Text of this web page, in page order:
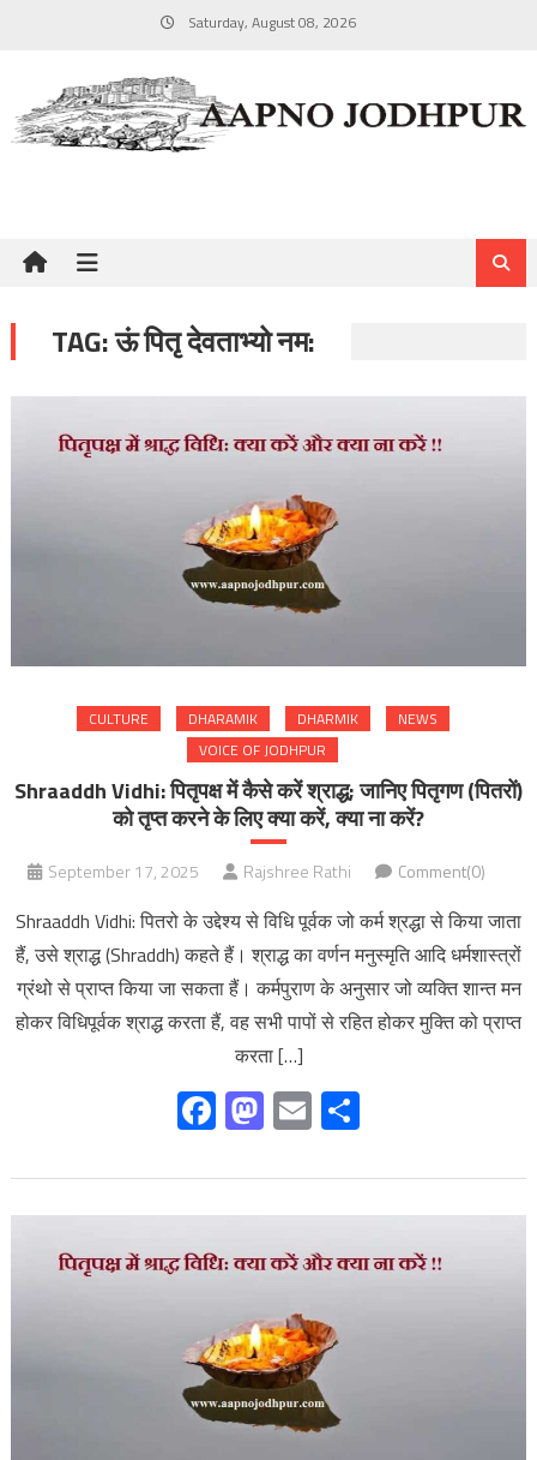
Saturday, August 08, 2026
TAG:ऊं पितृ देवताभ्यो नम:
CULTURE DHARAMIK DHARMIK
NEWS
VOICE OF JODHPUR
Shraaddh Vidhi: पितृपक्ष में कैसे करें श्राद्ध; जानिए पितृगण (पितरों)
को तृप्त करने के लिए क्या करें, क्या ना करें?
September 17, 2025 Rajshree Rathi Comment(0)
Shraaddh Vidhi: पितरो के उद्देश्य से विधि पूर्वक जो कर्म श्रद्धा से किया जाता
हैं, उसे श्राद्ध (Shraddh) कहते हैं। श्राद्ध का वर्णन मनुस्मृति आदि धर्मशास्त्रों
ग्रंथो से प्राप्त किया जा सकता हैं। कर्मपुराण के अनुसार जो व्यक्ति शान्त मन
होकर विधिपूर्वक श्राद्ध करता हैं, वह सभी पापों से रहित होकर मुक्ति को प्राप्त
करता […]
Facebook
Mastodon
Email